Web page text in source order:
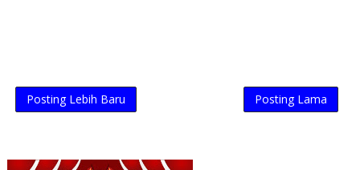
Posting Lebih Baru Posting Lama